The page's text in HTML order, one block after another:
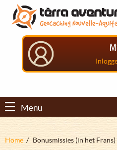
Overslaan
naar
Aller
menu
principal
Aller
pied
Menu
Kruimelpad
Home Bonusmissies (in het Frans)